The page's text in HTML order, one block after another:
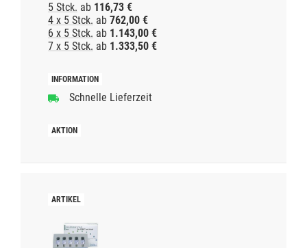
5 Stck. ab 116,73 €
4 x 5 Stck. ab 762,00 €
6 x 5 Stck. ab 1.143,00 €
7 x 5 Stck. ab 1.333,50 €
Schnelle Lieferzeit